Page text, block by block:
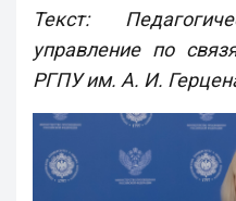
Текст:
управление по
РГПУ им. А. И.